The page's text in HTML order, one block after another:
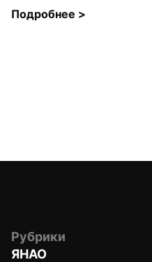
Подробнее >
Рубрики
ЯНАО